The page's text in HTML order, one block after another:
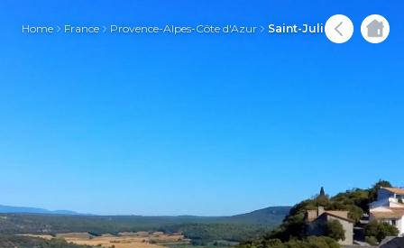
Home France Provence-Alpes-Côte d'Azur Saint-Julien